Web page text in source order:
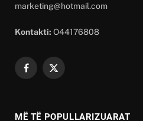
marketing@hotmail.com
Kontakti: O44176808
Facebook
X
MË TË POPULLARIZUARAT